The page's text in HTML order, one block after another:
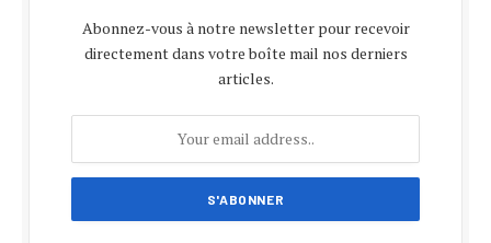
Abonnez-vous à notre newsletter pour recevoir
directement dans votre boîte mail nos derniers
articles.